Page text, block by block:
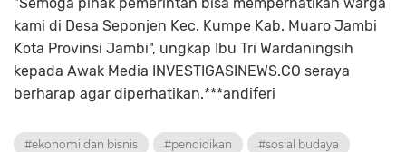
kami di Desa Seponjen Kec. Kumpe Kab. Muaro Jambi
Kota Provinsi Jambi", ungkap Ibu Tri Wardaningsih
kepada Awak Media INVESTIGASINEWS.CO seraya
berharap agar diperhatikan.***andiferi
#ekonomi dan bisnis #pendidikan #sosial budaya